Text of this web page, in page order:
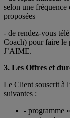
selon une fréquence
proposées
- de rendez-vous
Coach) pour faire le
J’AIME.
3. Les Offres et
Le Client souscrit à
suivantes :
- programme